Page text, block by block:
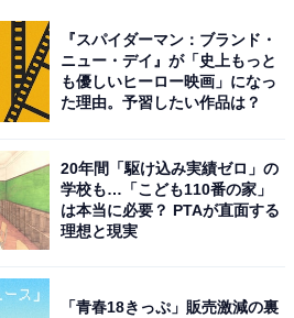
『スパイダーマン：ブランド・
ニュー・デイ』が「史上もっと
も優しいヒーロー映画」になっ
た理由。予習したい作品は？
20年間「駆け込み実績ゼロ」の
学校も…「こども110番の家」
は本当に必要？ PTAが直面する
理想と現実
「青春18きっぷ」販売激減の裏